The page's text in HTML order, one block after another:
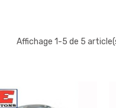
Affichage 1-5 de 5